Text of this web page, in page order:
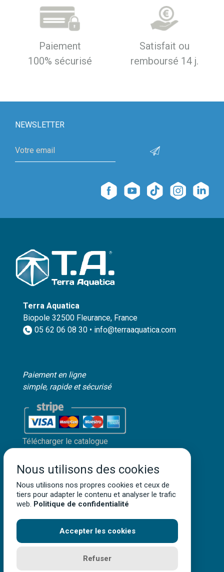
Paiement
100% sécurisé
Satisfait ou
remboursé 14 j.
NEWSLETTER
Terra Aquatica
Biopole 32500 Fleurance, France
05 62 06 08 30 • info@terraaquatica.com
Paiement en ligne
simple, rapide et sécurisé
Télécharger le catalogue
Mentions légales
Politique de confidentialité
Conditions générales de vente
• Tous droits réservés
Nous utilisons des cookies
Nous utilisons nos propres cookies et ceux de
tiers pour adapter le contenu et analyser le trafic
web. Politique de confidentialité
Accepter les cookies
Refuser